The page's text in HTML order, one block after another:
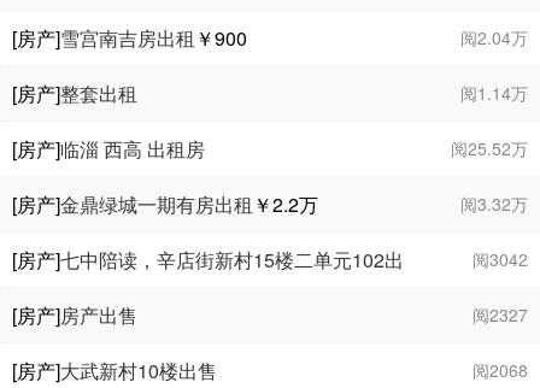
阅2.04万
[房产]雪宫南吉房出租 ￥900
阅1.14万
[房产]整套出租
阅25.52万
[房产]临淄 西高 出租房
阅3.32万
[房产]金鼎绿城一期有房出租 ￥2.2万
阅3042
[房产]七中陪读，辛店街新村15楼二单元102出
租￥9000 阅2327
[房产]房产出售
阅2068
[房产]大武新村10楼出售